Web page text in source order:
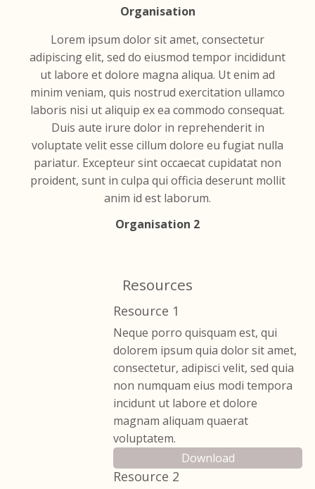
Organisation
Lorem ipsum dolor sit amet, consectetur
adipiscing elit, sed do eiusmod tempor incididunt
ut labore et dolore magna aliqua. Ut enim ad
minim veniam, quis nostrud exercitation ullamco
laboris nisi ut aliquip ex ea commodo consequat.
Duis aute irure dolor in reprehenderit in
voluptate velit esse cillum dolore eu fugiat nulla
pariatur. Excepteur sint occaecat cupidatat non
proident, sunt in culpa qui officia deserunt mollit
anim id est laborum.
Organisation 2
Resources
Resource 1
Neque porro quisquam est, qui
dolorem ipsum quia dolor sit amet,
consectetur, adipisci velit, sed quia
non numquam eius modi tempora
incidunt ut labore et dolore
magnam aliquam quaerat
voluptatem.
Download
Resource 2